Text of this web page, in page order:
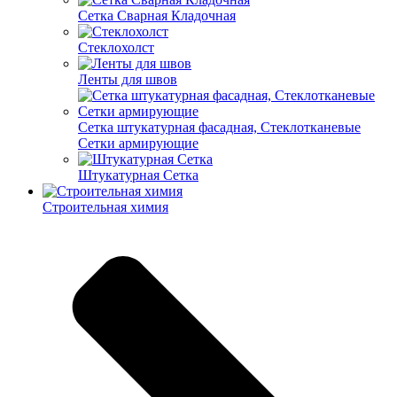
Cетка Сварная Кладочная
Cтеклохолст
Ленты для швов
Сетка штукатурная фасадная, Стеклотканевые
Сетки армирующие
Штукатурная Сетка
Строительная химия